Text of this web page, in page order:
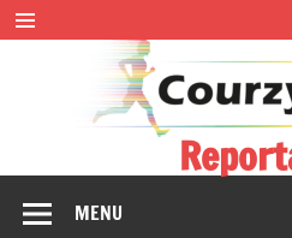
Skip
to
content
MENU